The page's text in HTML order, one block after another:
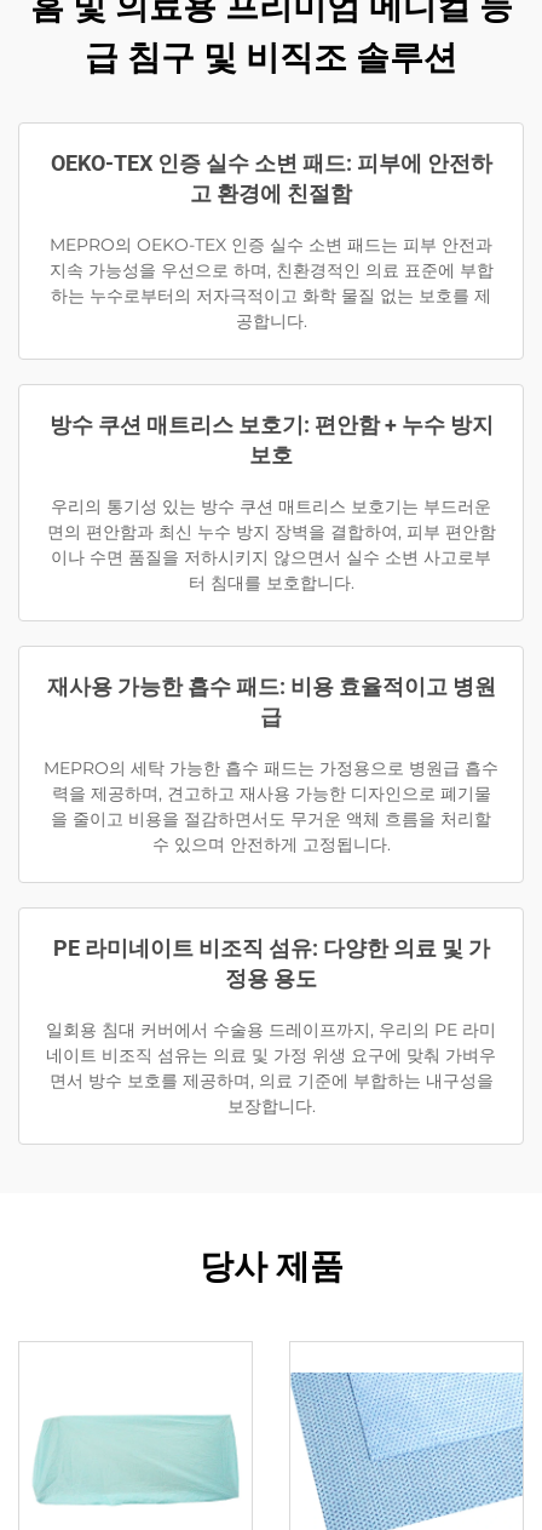
급 침구 및 비직조 솔루션
OEKO-TEX 인증 실수 소변 패드: 피부에 안전하
고 환경에 친절함
MEPRO의 OEKO-TEX 인증 실수 소변 패드는 피부 안전과
지속 가능성을 우선으로 하며, 친환경적인 의료 표준에 부합
하는 누수로부터의 저자극적이고 화학 물질 없는 보호를 제
공합니다.
방수 쿠션 매트리스 보호기: 편안함 + 누수 방지
보호
우리의 통기성 있는 방수 쿠션 매트리스 보호기는 부드러운
면의 편안함과 최신 누수 방지 장벽을 결합하여, 피부 편안함
이나 수면 품질을 저하시키지 않으면서 실수 소변 사고로부
터 침대를 보호합니다.
재사용 가능한 흡수 패드: 비용 효율적이고 병원
급
MEPRO의 세탁 가능한 흡수 패드는 가정용으로 병원급 흡수
력을 제공하며, 견고하고 재사용 가능한 디자인으로 폐기물
을 줄이고 비용을 절감하면서도 무거운 액체 흐름을 처리할
수 있으며 안전하게 고정됩니다.
PE 라미네이트 비조직 섬유: 다양한 의료 및 가
정용 용도
일회용 침대 커버에서 수술용 드레이프까지, 우리의 PE 라미
네이트 비조직 섬유는 의료 및 가정 위생 요구에 맞춰 가벼우
면서 방수 보호를 제공하며, 의료 기준에 부합하는 내구성을
보장합니다.
당사 제품